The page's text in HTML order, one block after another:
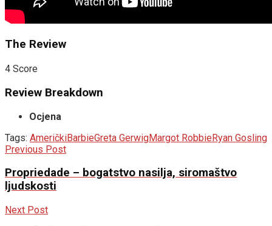
The Review
4 Score
Review Breakdown
Ocjena
Tags: AmeričkiBarbieGreta GerwigMargot RobbieRyan Gosling
Previous Post
Propriedade – bogatstvo nasilja, siromaštvo
ljudskosti
Next Post